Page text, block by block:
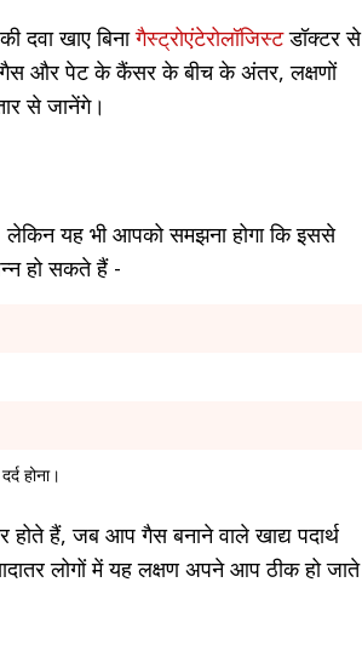
दवा खाए बिनागैस्ट्रोएंटेरोलॉजिस्टडॉक्टर से
और पेट के कैंसर के बीच के अंतर, लक्षणों
से जानेंगे।
यह भी आपको समझना होगा कि इससे
हो सकते हैं -
होना।
हैं, जब आप गैस बनाने वाले खाद्य पदार्थ
लोगों में यह लक्षण अपने आप ठीक हो जाते